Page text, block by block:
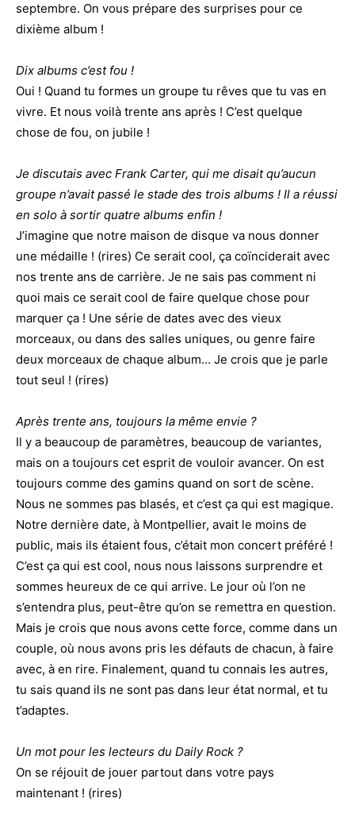
septembre. On vous prépare des surprises pour ce
dixième album !
Dix albums c’est fou !
Oui ! Quand tu formes un groupe tu rêves que tu vas en
vivre. Et nous voilà trente ans après ! C’est quelque
chose de fou, on jubile !
Je discutais avec Frank Carter, qui me disait qu’aucun
groupe n’avait passé le stade des trois albums ! Il a réussi
en solo à sortir quatre albums enfin !
J’imagine que notre maison de disque va nous donner
une médaille ! (rires) Ce serait cool, ça coïnciderait avec
nos trente ans de carrière. Je ne sais pas comment ni
quoi mais ce serait cool de faire quelque chose pour
marquer ça ! Une série de dates avec des vieux
morceaux, ou dans des salles uniques, ou genre faire
deux morceaux de chaque album… Je crois que je parle
tout seul ! (rires)
Après trente ans, toujours la même envie ?
Il y a beaucoup de paramètres, beaucoup de variantes,
mais on a toujours cet esprit de vouloir avancer. On est
toujours comme des gamins quand on sort de scène.
Nous ne sommes pas blasés, et c’est ça qui est magique.
Notre dernière date, à Montpellier, avait le moins de
public, mais ils étaient fous, c’était mon concert préféré !
C’est ça qui est cool, nous nous laissons surprendre et
sommes heureux de ce qui arrive. Le jour où l’on ne
s’entendra plus, peut-être qu’on se remettra en question.
Mais je crois que nous avons cette force, comme dans un
couple, où nous avons pris les défauts de chacun, à faire
avec, à en rire. Finalement, quand tu connais les autres,
tu sais quand ils ne sont pas dans leur état normal, et tu
t’adaptes.
Un mot pour les lecteurs du Daily Rock ?
On se réjouit de jouer partout dans votre pays
maintenant ! (rires)